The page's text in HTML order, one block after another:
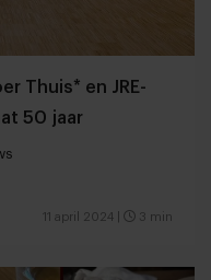
Thuis* en JRE-
50 jaar
11 april 2024 3 min